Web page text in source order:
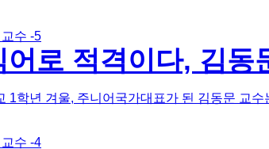
로 적격이다, 김동
년 겨울, 주니어국가대표가 된 김동문 교